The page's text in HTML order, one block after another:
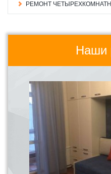
РЕМОНТ
Наши